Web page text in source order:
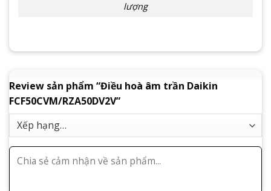
lượng
Review sản phẩm “Điều hoà âm trần Daikin
FCF50CVM/RZA50DV2V”